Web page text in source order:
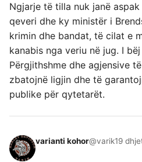
Ngjarje të tilla nuk janë
qeveri dhe ky ministër i
krimin dhe bandat, të cilat e
kanabis nga veriu në jug. I
Përgjithshme dhe agjensive
zbatojnë ligjin dhe të
publike për qytetarët.
varianti kohor@varik19